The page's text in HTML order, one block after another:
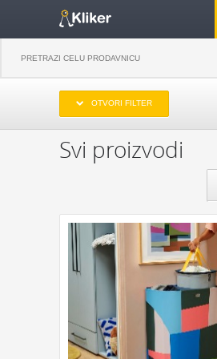
PREKO 3000
IZABERITE PROIZVOĐAČA
DYNOMIGHTY COOKUT
NPW GENTLEMEN‘S
KIKKERLAND
POKLON ZA MAMU POKLON ZA
POKLON ZA BAKU POKLON ZA
OTVORI FILTER
Svi proizvodi